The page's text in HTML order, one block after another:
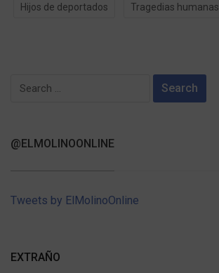
Hijos de deportados
Tragedias humanas
Search
@ELMOLINOONLINE
Tweets by ElMolinoOnline
EXTRAÑO